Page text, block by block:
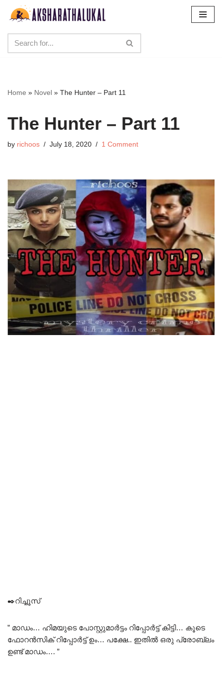
content
Home » Novel » The Hunter – Part 11
The Hunter – Part 11
by richoos July 18, 2020 1 Comment
✒️റിച്ചൂസ്
” മാഡം… ഹിമയുടെ പോസ്റ്റുമാർട്ടം റിപ്പോർട്ട്‌ കിട്ടി… കൂടെ
ഫോറൻസിക് റിപ്പോർട്ട്‌ ഉം… പക്ഷേ.. ഇതിൽ ഒരു പ്രോബ്ലം
ഉണ്ട് മാഡം…. ”